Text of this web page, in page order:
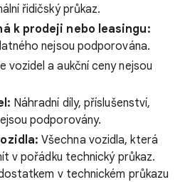
řidičský průkaz.
k prodeji nebo leasingu:
nejsou podporována.
vozidel a aukční ceny nejsou
Náhradní díly, příslušenství,
podporovány.
Všechna vozidla, která
v pořádku technický průkaz.
v technickém průkazu